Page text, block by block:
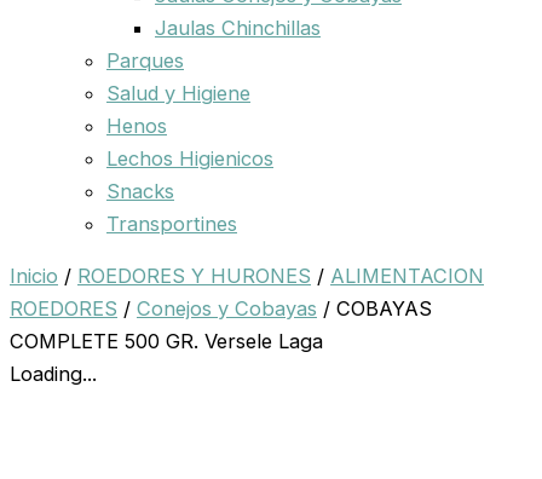
Jaulas Chinchillas
Parques
Salud y Higiene
Henos
Lechos Higienicos
Snacks
Transportines
Inicio / ROEDORES Y HURONES / ALIMENTACION
ROEDORES / Conejos y Cobayas / COBAYAS
COMPLETE 500 GR. Versele Laga
Loading...